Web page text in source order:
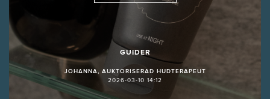
GUIDER
JOHANNA, AUKTORISERAD HUDTERAPEUT
2026-03-10 14:12